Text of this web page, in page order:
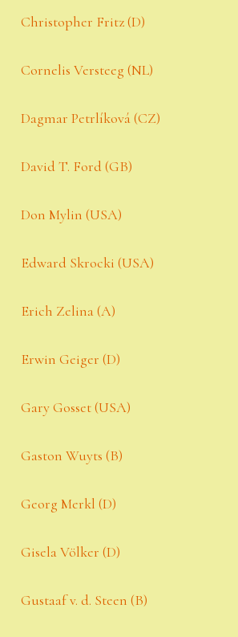
Christopher Fritz (D)
Cornelis Versteeg (NL)
Dagmar Petrlíková (CZ)
David T. Ford (GB)
Don Mylin (USA)
Edward Skrocki (USA)
Erich Zelina (A)
Erwin Geiger (D)
Gary Gosset (USA)
Gaston Wuyts (B)
Georg Merkl (D)
Gisela Völker (D)
Gustaaf v. d. Steen (B)